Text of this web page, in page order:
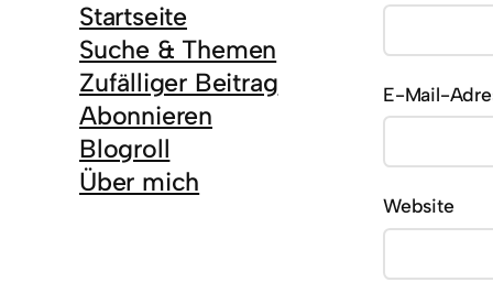
Startseite
Suche & Themen
Zufälliger Beitrag
Abonnieren
Blogroll
Über mich
E-Mail-
Website